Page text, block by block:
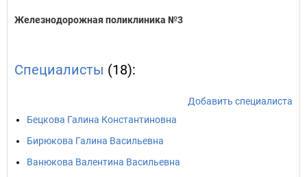
Железнодорожная поликлиника №3
Специалисты (18):
Добавить специалиста
Бецкова Галина Константиновна
Бирюкова Галина Васильевна
Ванюкова Валентина Васильевна